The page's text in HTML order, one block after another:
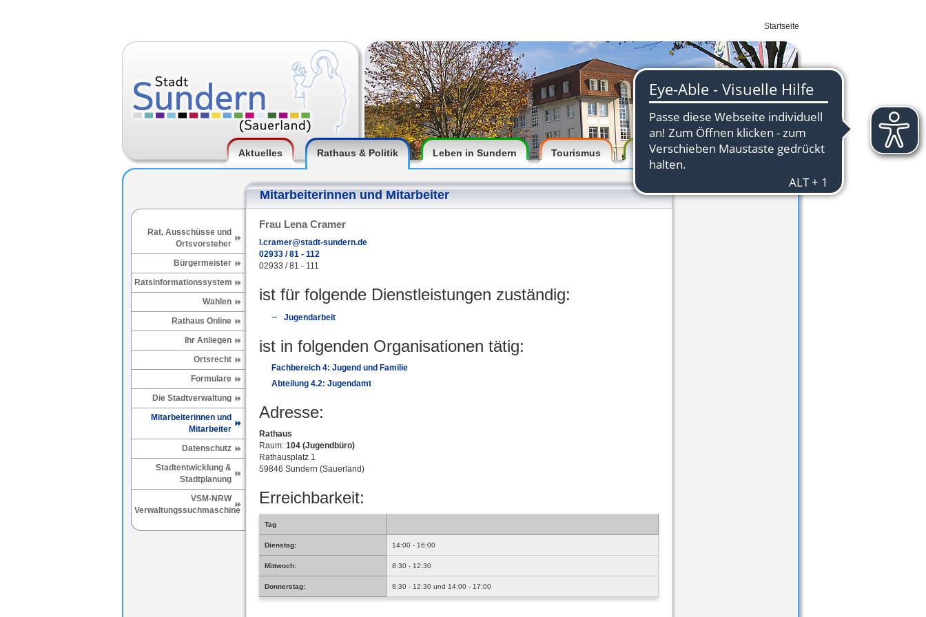
Startseite
Aktuelles Rathaus & Politik Leben in Sundern Tourismus Wirtschaft
Mitarbeiterinnen und Mitarbeiter
Rat, Ausschüsse und
Ortsvorsteher
Bürgermeister
Ratsinformationssystem
Wahlen
Rathaus Online
Ihr Anliegen
Ortsrecht
Formulare
Die Stadtverwaltung
Mitarbeiterinnen und
Mitarbeiter
Datenschutz
Stadtentwicklung &
Stadtplanung
VSM-NRW
Verwaltungssuchmaschine
Frau Lena Cramer
l.cramer@stadt-sundern.de
02933 / 81 - 112
02933 / 81 - 111
ist für folgende Dienstleistungen zuständig:
Jugendarbeit
ist in folgenden Organisationen tätig:
Fachbereich 4: Jugend und Familie
Abteilung 4.2: Jugendamt
Adresse:
Rathaus
Raum: 104 (Jugendbüro)
Rathausplatz 1
59846 Sundern (Sauerland)
Erreichbarkeit:
Tag
Dienstag: 14:00 - 16:00
Mittwoch: 8:30 - 12:30
Donnerstag: 8:30 - 12:30 und 14:00 - 17:00